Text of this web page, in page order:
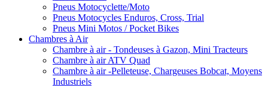
Pneus Motocyclette/Moto
Pneus Motocycles Enduros, Cross, Trial
Pneus Mini Motos / Pocket Bikes
Chambres à Air
Chambre à air - Tondeuses à Gazon, Mini Tracteurs
Chambre à air ATV Quad
Chambre à air -Pelleteuse, Chargeuses Bobcat, Moyens
Industriels